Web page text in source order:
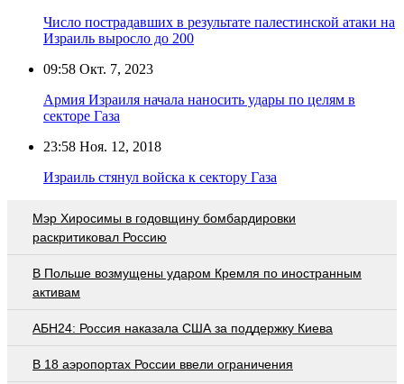
Число пострадавших в результате палестинской атаки на
Израиль выросло до 200
09:58 Окт. 7, 2023
Армия Израиля начала наносить удары по целям в
секторе Газа
23:58 Ноя. 12, 2018
Израиль стянул войска к сектору Газа
Мэр Хиросимы в годовщину бомбардировки
раскритиковал Россию
В Польше возмущены ударом Кремля по иностранным
активам
АБН24: Россия наказала США за поддержку Киева
В 18 аэропортах России ввели ограничения